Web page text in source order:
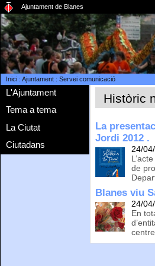
Ajuntament de Blanes
Inici: Ajuntament: Servei comunicació
L'Ajuntament
Tema a tema
La Ciutat
Ciutadans
Històric
La
Jordi 2012 .
24/
de
Blanes viu
24/
En